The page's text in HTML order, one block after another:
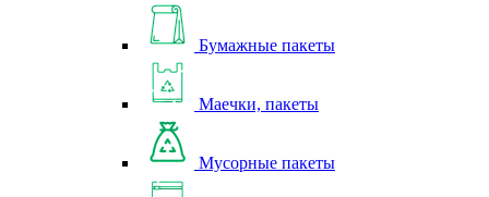
Бумажные пакеты
Маечки, пакеты
Мусорные пакеты